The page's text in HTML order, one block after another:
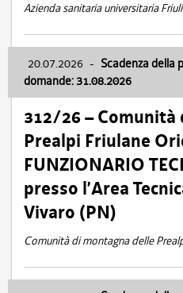
Azienda sanitaria universitaria
20.07.2026 - Scadenza della
domande: 31.08.2026
312/26 –
Prealpi Friulane
FUNZIONARIO
presso l’Area
Vivaro (PN)
Comunità di montagna delle